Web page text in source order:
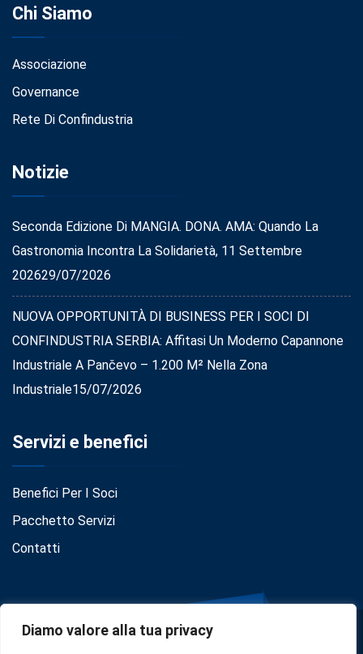
Diamo valore alla tua privacy
Chi Siamo
Associazione
Governance
Rete Di Confindustria
Notizie
Seconda Edizione Di MANGIA. DONA. AMA: Quando La
Gastronomia Incontra La Solidarietà, 11 Settembre
202629/07/2026
NUOVA OPPORTUNITÀ DI BUSINESS PER I SOCI DI
CONFINDUSTRIA SERBIA: Affitasi Un Moderno Capannone
Industriale A Pančevo – 1.200 M² Nella Zona
Industriale15/07/2026
Servizi e benefici
Benefici Per I Soci
Pacchetto Servizi
Contatti